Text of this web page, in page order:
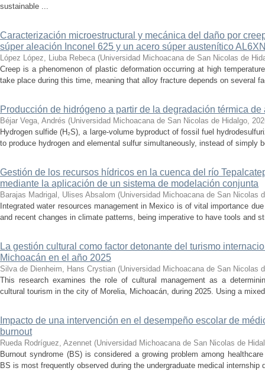
sustainable ...
Caracterización microestructural y mecánica del daño por
súper aleación Inconel 625 y un acero súper austenítico
López López, Liuba Rebeca (Universidad Michoacana de San Nicolas de
Creep is a phenomenon of plastic deformation occurring at high
take place during this time, meaning that alloy fracture depends on several
Producción de hidrógeno a partir de la degradación térmica
Béjar Vega, Andrés (Universidad Michoacana de San Nicolas de Hidalgo,
Hydrogen sulfide (H₂S), a large-volume byproduct of fossil fuel
to produce hydrogen and elemental sulfur simultaneously, instead of simply
Gestión de los recursos hídricos en la cuenca del río
mediante la aplicación de un sistema de modelación conjunta
Barajas Madrigal, Ulises Absalom (Universidad Michoacana de San Nicolas
Integrated water resources management in Mexico is of vital importance
and recent changes in climate patterns, being imperative to have tools and
La gestión cultural como factor detonante del turismo
Michoacán en el año 2025
Silva de Dienheim, Hans Crystian (Universidad Michoacana de San Nicolas
This research examines the role of cultural management as a
cultural tourism in the city of Morelia, Michoacán, during 2025. Using a
Impacto de una intervención en el desempeño escolar de
burnout
Rueda Rodríguez, Azennet (Universidad Michoacana de San Nicolas de
Burnout syndrome (BS) is considered a growing problem among
BS is most frequently observed during the undergraduate medical